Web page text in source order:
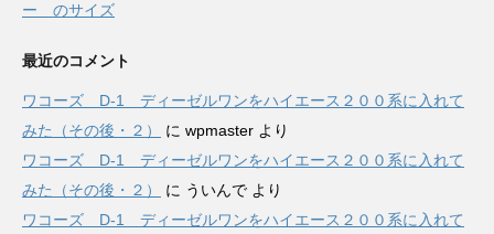
ー のサイズ
最近のコメント
ワコーズ D-1 ディーゼルワンをハイエース２００系に入れて
みた（その後・２）
に wpmaster より
ワコーズ D-1 ディーゼルワンをハイエース２００系に入れて
みた（その後・２）
に ういんで より
ワコーズ D-1 ディーゼルワンをハイエース２００系に入れて